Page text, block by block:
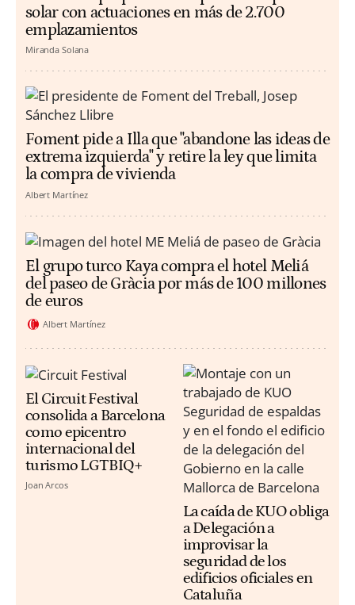
solar con actuaciones en más de 2.700
emplazamientos
Miranda Solana
Foment pide a Illa que "abandone las ideas de
extrema izquierda" y retire la ley que limita
la compra de vivienda
Albert Martínez
El grupo turco Kaya compra el hotel Meliá
del paseo de Gràcia por más de 100 millones
de euros
Albert Martínez
El Circuit Festival
consolida a Barcelona
como epicentro
internacional del
turismo LGTBIQ+
Joan Arcos
La caída de KUO obliga
a Delegación a
improvisar la
seguridad de los
edificios oficiales en
Cataluña